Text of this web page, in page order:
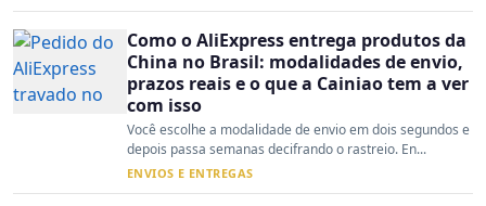
Como o AliExpress entrega produtos da
China no Brasil: modalidades de envio,
prazos reais e o que a Cainiao tem a ver
com isso
Você escolhe a modalidade de envio em dois segundos e
depois passa semanas decifrando o rastreio. En...
ENVIOS E ENTREGAS